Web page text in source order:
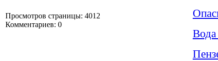
Просмотров страницы: 4012
Комментариев: 0
Вода